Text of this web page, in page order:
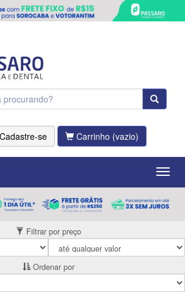
se Carrinho (vazio)
Menu
Filtrar por preço
Ordenar por